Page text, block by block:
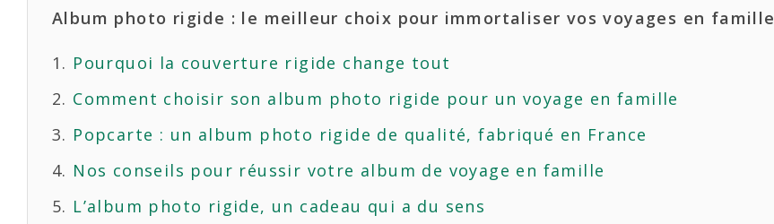
Album photo rigide : le meilleur choix pour immortaliser vos voyages en famille
Pourquoi la couverture rigide change tout
Comment choisir son album photo rigide pour un voyage en famille
Popcarte : un album photo rigide de qualité, fabriqué en France
Nos conseils pour réussir votre album de voyage en famille
L’album photo rigide, un cadeau qui a du sens